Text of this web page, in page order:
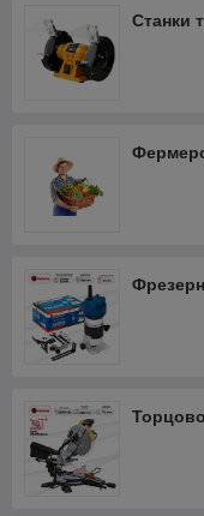
Станки